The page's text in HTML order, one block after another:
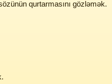
qurtarmasını gözləmək.